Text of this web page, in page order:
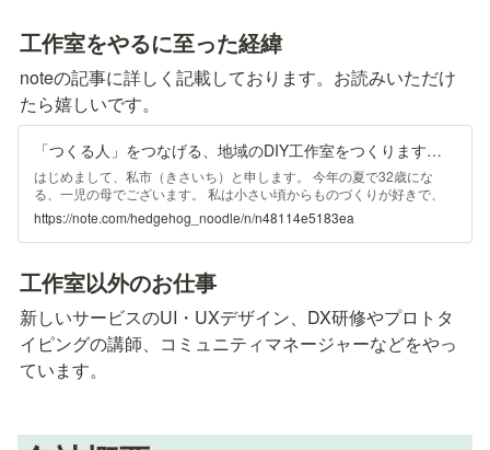
工作室をやるに至った経緯
noteの記事に詳しく記載しております。お読みいただけ
たら嬉しいです。
「つくる人」をつなげる、地域のDIY工作室をつくります｜きさいち （はりねずみ麺）
はじめまして、私市（きさいち）と申します。 今年の夏で32歳にな
る、一児の母でございます。 私は小さい頃からものづくりが好きで、
お仕事でもUXデザインやプロトタイピングの講師といったものづくり
に関連することをやってきました。 このたび東京都文京区で地域の工
作室「もくもくはりねずみ」をはじめることにしました。 この記事で
にお送りします。 工作室に興味がある方、ものづくりに興味がある方
にお読みいただけたら嬉しいです。 わたしの価値観を変えた、ものづ
くり体験 小さい頃の思い出 私が小学生の頃、近所にDIYがとっても上手
なお
https://note.com/hedgehog_noodle/n/n48114e5183ea
工作室以外のお仕事
新しいサービスのUI・UXデザイン、DX研修やプロトタ
イピングの講師、コミュニティマネージャーなどをやっ
ています。